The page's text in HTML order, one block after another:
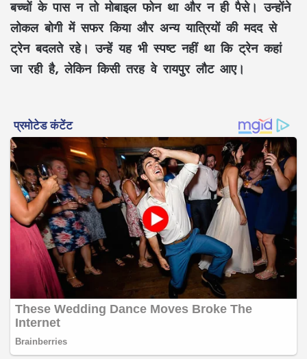
बच्चों के पास न तो मोबाइल फोन था और न ही पैसे। उन्होंने
लोकल बोगी में सफर किया और अन्य यात्रियों की मदद से
ट्रेन बदलते रहे। उन्हें यह भी स्पष्ट नहीं था कि ट्रेन कहां
जा रही है, लेकिन किसी तरह वे रायपुर लौट आए।